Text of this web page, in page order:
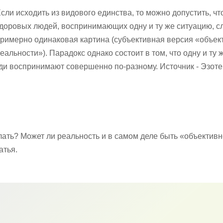
исходить из видового единства, то можно допустить,
людей, воспринимающих одну и ту же ситуацию,
одинаковая картина (субъективная версия
Парадокс однако состоит в том, что одну и ту
воспринимают совершенно по-разному. Источник -
Может ли реальность и в самом деле быть